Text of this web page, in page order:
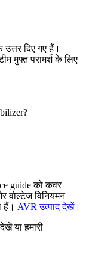
उत्तर दिए गए हैं।
मुफ्त परामर्श के लिए
guide को कवर
वोल्टेज विनियमन
हैं। AVR उत्पाद देखें।
या हमारी